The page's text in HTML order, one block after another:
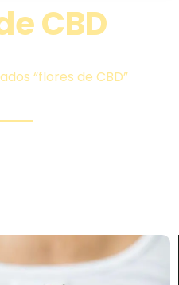
CBD
“flores de CBD”